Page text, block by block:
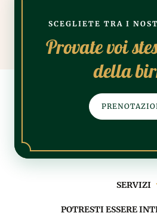
SCEGLIETE TRA I
Provate voi
della
SERVIZI
POTRESTI ESSERE